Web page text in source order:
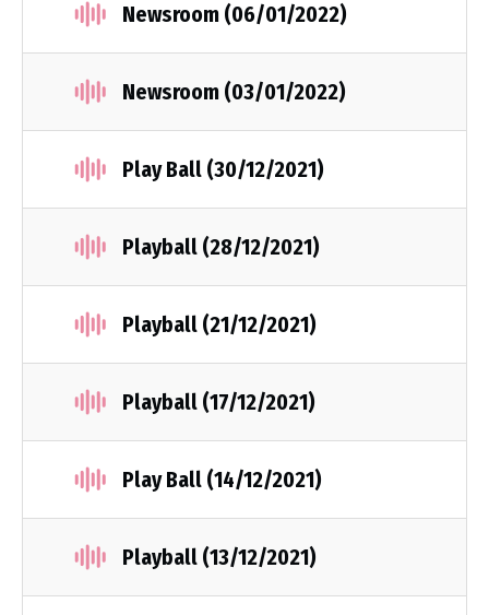
Newsroom (06/01/2022)
Newsroom (03/01/2022)
Play Ball (30/12/2021)
Playball (28/12/2021)
Playball (21/12/2021)
Playball (17/12/2021)
Play Ball (14/12/2021)
Playball (13/12/2021)